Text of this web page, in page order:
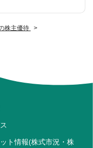
株主優待
ト情報(株式市況・株